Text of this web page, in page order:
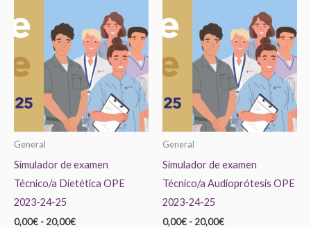
General
Simulador de examen
Técnico/a Dietética OPE
2023-24-25
0,00€ - 20,00€
precios:
desde
0,00€
hasta
20,00€
producto
tiene
múltiples
variantes.
Las
opciones
General
Simulador de examen
Técnico/a Audioprótesis OPE
2023-24-25
0,00€ - 20,00€
precios:
desde
0,00€
hasta
20,00€
tiene
Las